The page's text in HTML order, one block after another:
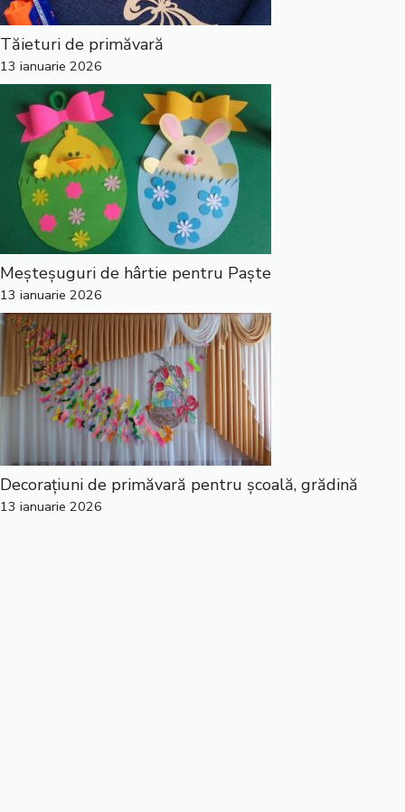
Tăieturi de primăvară
13 ianuarie 2026
Meșteșuguri de hârtie pentru Paște
13 ianuarie 2026
Decorațiuni de primăvară pentru școală, grădină
13 ianuarie 2026